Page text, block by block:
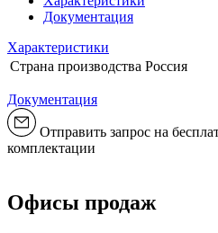
Документация
Характеристики
Страна производства Россия
Документация
Отправить запрос на
комплектации
Офисы продаж